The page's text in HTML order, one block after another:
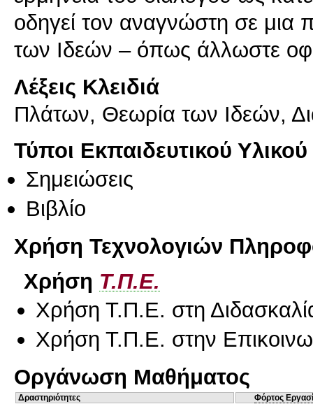
οδηγεί τον αναγνώστη σε μια
των Ιδεών – όπως άλλωστε
Λέξεις Κλειδιά
Πλάτων, Θεωρία των Ιδεών,
Τύποι Εκπαιδευτικού Υλικού
Σημειώσεις
Βιβλίο
Χρήση Τεχνολογιών
Χρήση Τ.Π.Ε.
Χρήση Τ.Π.Ε. στη
Χρήση Τ.Π.Ε. στην
Οργάνωση Μαθήματος
Δραστηριότητες
Φόρτος